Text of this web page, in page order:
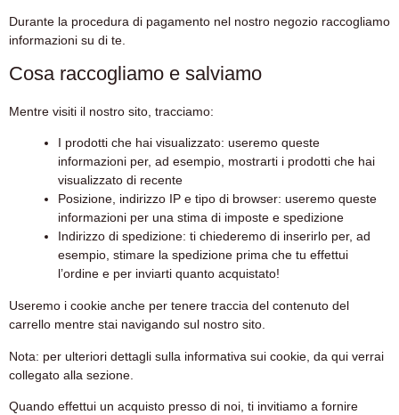
Durante la procedura di pagamento nel nostro negozio raccogliamo
informazioni su di te.
Cosa raccogliamo e salviamo
Mentre visiti il nostro sito, tracciamo:
I prodotti che hai visualizzato: useremo queste
informazioni per, ad esempio, mostrarti i prodotti che hai
visualizzato di recente
Posizione, indirizzo IP e tipo di browser: useremo queste
informazioni per una stima di imposte e spedizione
Indirizzo di spedizione: ti chiederemo di inserirlo per, ad
esempio, stimare la spedizione prima che tu effettui
l’ordine e per inviarti quanto acquistato!
Useremo i cookie anche per tenere traccia del contenuto del
carrello mentre stai navigando sul nostro sito.
Nota: per ulteriori dettagli sulla informativa sui cookie, da qui verrai
collegato alla sezione.
Quando effettui un acquisto presso di noi, ti invitiamo a fornire